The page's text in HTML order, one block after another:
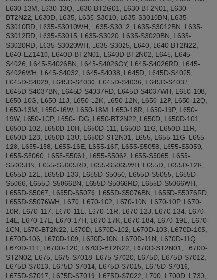
L630-13M, L630-13Q, L630-BT2G01, L630-BT2N01, L630-
BT2N22, L630D, L635, L635-S3010, L635-S3010BN, L635-
S3010RD, L635-S3010WH, L635-S3012, L635-S3012BN, L635-
S3012RD, L635-S3015, L635-S3020, L635-S3020BN, L635-
S3020RD, L635-S3020WH, L635-S3025, L640, L640-BT2N22,
L640-EZ1410, L640D-BT2N01, L640D-BT2N02, L645, L645-
S4026, L645-S4026BN, L645-S4026GY, L645-S4026RD, L645-
S4026WH, L645-S4032, L645-S4038, L645D, L645D-S4025,
L645D-S4029, L645D-S4030, L645D-S4036, L645D-S4037,
L645D-S4037BN, L645D-S4037RD, L645D-S4037WH, L650-108,
L650-10G, L650-11J, L650-12K, L650-12N, L650-12P, L650-12Q,
L650-13M, L650-16W, L650-18M, L650-18R, L650-19P, L650-
19W, L650-1CP, L650-1DG, L650-BT2N22, L650D, L650D-101,
L650D-102, L650D-10H, L650D-111, L650D-11G, L650D-11R,
L650D-123, L650D-13U, L650D-ST2N01, L655, L655-11G, L655-
128, L655-158, L655-16E, L655-16F, L655-S5058, L655-S5059,
L655-S5060, L655-S5061, L655-S5062, L655-S5065, L655-
S5065BN, L655-S5065RD, L655-S5065WH, L655D, L655D-12K,
L655D-12L, L655D-133, L655D-S5050, L655D-S5055, L655D-
S5066, L655D-S5066BN, L655D-S5066RD, L655D-S5066WH,
L655D-S5067, L655D-S5076, L655D-S5076BN, L655D-S5076RD,
L655D-S5076WH, L670, L670-102, L670-10N, L670-10P, L670-
10R, L670-117, L670-11L, L670-11R, L670-12J, L670-134, L670-
14E, L670-17E, L670-17H, L670-17K, L670-184, L670-19E, L670-
1CN, L670-BT2N22, L670D, L670D-102, L670D-103, L670D-105,
L670D-106, L670D-109, L670D-10N, L670D-11N, L670D-11Q,
L670D-11T, L670D-120, L670D-BT2N22, L670D-ST2N01, L670D-
ST2N02, L675, L675-S7018, L675-S7020, L675D, L675D-S7012,
L675D-S7013, L675D-S7014, L675D-S7015, L675D-S7016,
L675D-S7017, L675D-S7019, L675D-S7022, L700, L700D, L730,